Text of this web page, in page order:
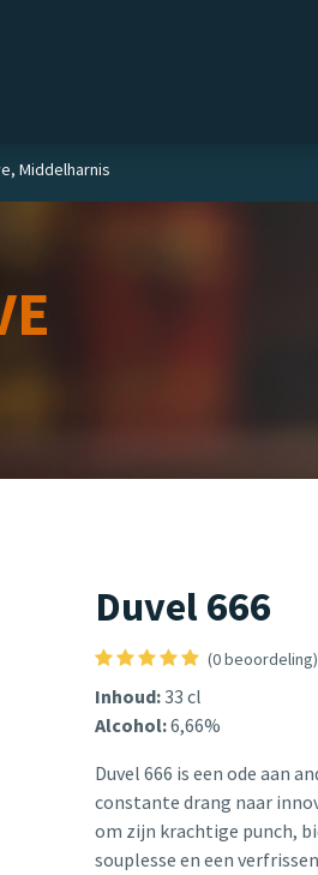
Middelharnis
Duvel 666
(0 beoordeling)
Inhoud:33 cl
Alcohol:6,66%
Duvel 666 is een ode aan
constante drang naar
om zijn krachtige punch,
souplesse en een